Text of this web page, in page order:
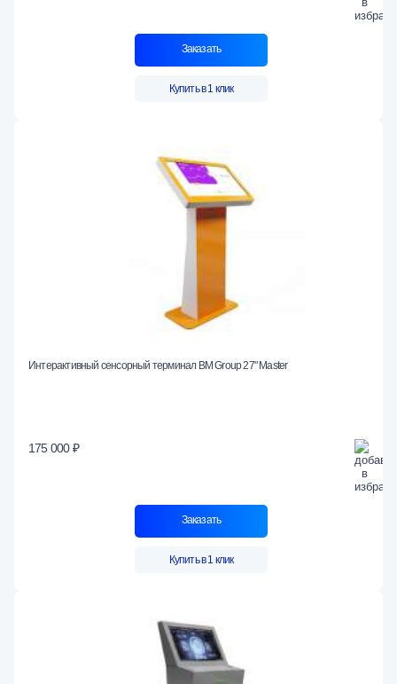
Заказать
Купить в 1 клик
Интерактивный сенсорный терминал BM Group 27" Master
175 000 ₽
Заказать
Купить в 1 клик